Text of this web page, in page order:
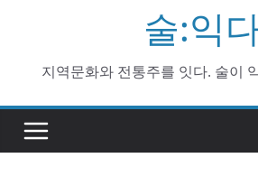
술:익
지역문화와 전통주를 잇다. 술이